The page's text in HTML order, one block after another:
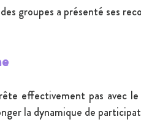
groupes a présenté ses
effectivement pas avec
la dynamique de